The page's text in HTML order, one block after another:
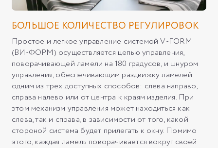
БОЛЬШОЕ КОЛИЧЕСТВО РЕГУЛИРОВОК
Простое и легкое управление системой V-FORM
(ВИ-ФОРМ) осуществляется цепью управления,
поворачивающей ламели на 180 градусов, и шнуром
управления, обеспечивающим раздвижку ламелей
одним из трех доступных способов: слева направо,
справа налево или от центра к краям изделия. При
этом механизм управления может находиться как
слева, так и справа, в зависимости от того, какой
стороной система будет прилегать к окну. Помимо
этого, каждая ламель поворачивается вокруг своей